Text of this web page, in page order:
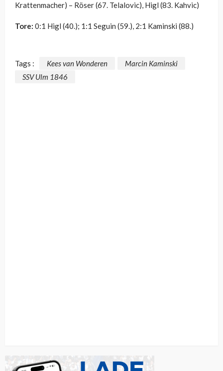
Krattenmacher) – Röser (67. Telalovic), Higl (83. Kahvic)
Tore: 0:1 Higl (40.); 1:1 Seguin (59.), 2:1 Kaminski (88.)
Tags : Kees van Wonderen
Marcin Kaminski
SSV Ulm 1846